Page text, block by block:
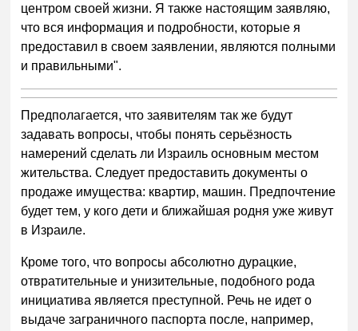
центром своей жизни. Я также настоящим заявляю,
что вся информация и подробности, которые я
предоставил в своем заявлении, являются полными
и правильными".
Предполагается, что заявителям так же будут
задавать вопросы, чтобы понять серьёзность
намерений сделать ли Израиль основным местом
жительства. Следует предоставить документы о
продаже имущества: квартир, машин. Предпочтение
будет тем, у кого дети и ближайшая родня уже живут
в Израиле.
Кроме того, что вопросы абсолютно дурацкие,
отвратительные и унизительные, подобного рода
инициатива является преступной. Речь не идет о
выдаче заграничного паспорта после, например,